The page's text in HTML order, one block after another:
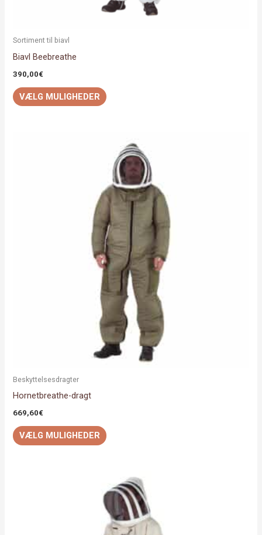
Sortiment til biavl
Biavl Beebreathe
390,00€
VÆLG MULIGHEDER
Beskyttelsesdragter
Hornetbreathe-dragt
669,60€
VÆLG MULIGHEDER
vare
har
flere
varianter.
Mulighederne
kan
vælges
på
varesiden
Dette
vare
har
flere